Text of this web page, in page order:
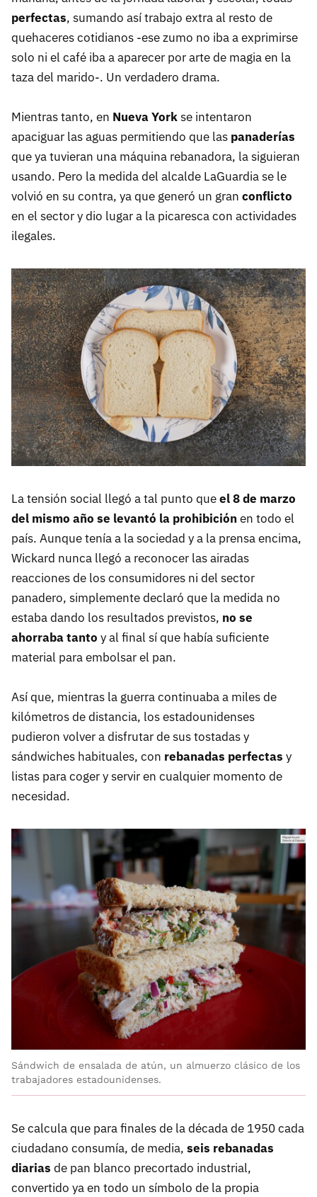
perfectas, sumando así trabajo extra al resto de
quehaceres cotidianos -ese zumo no iba a exprimirse
solo ni el café iba a aparecer por arte de magia en la
taza del marido-. Un verdadero drama.
Mientras tanto, en Nueva Yorkse intentaron
apaciguar las aguas permitiendo que las panaderías
que ya tuvieran una máquina rebanadora, la siguieran
usando. Pero la medida del alcalde LaGuardia se le
volvió en su contra, ya que generó un gran conflicto
en el sector y dio lugar a la picaresca con actividades
ilegales.
La tensión social llegó a tal punto queel 8 de marzo
del mismo año se levantó la prohibición en todo el
país. Aunque tenía a la sociedad y a la prensa encima,
Wickard nunca llegó a reconocer las airadas
reacciones de los consumidores ni del sector
panadero, simplemente declaró que la medida no
estaba dando los resultados previstos, no se
ahorraba tanto y al final sí que había suficiente
material para embolsar el pan.
Así que, mientras la guerra continuaba a miles de
kilómetros de distancia, los estadounidenses
pudieron volver a disfrutar de sus tostadas y
sándwiches habituales, con rebanadas perfectas y
listas para coger y servir en cualquier momento de
necesidad.
Sándwich de ensalada de atún, un almuerzo clásico de los
trabajadores estadounidenses.
Se calcula que para finales de la década de 1950 cada
ciudadano consumía, de media, seis rebanadas
diarias de pan blanco precortado industrial,
convertido ya en todo un símbolo de la propia